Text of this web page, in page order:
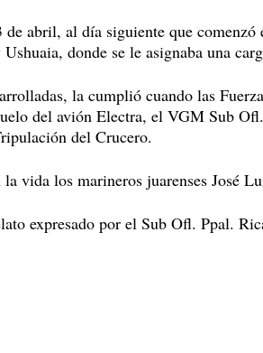
abril, al día siguiente que
donde se le asignaba una
la cumplió cuando las
del avión Electra, el VGM Sub
del Crucero.
vida los marineros juarenses José
expresado por el Sub Ofl. Ppal.